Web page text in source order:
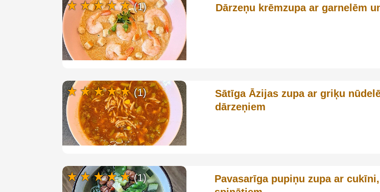
Dārzeņu krēmzupa ar garnelēm
(1)
Sātīga Āzijas zupa ar griķu
dārzeņiem
(1)
Pavasarīga pupiņu zupa ar
(1)